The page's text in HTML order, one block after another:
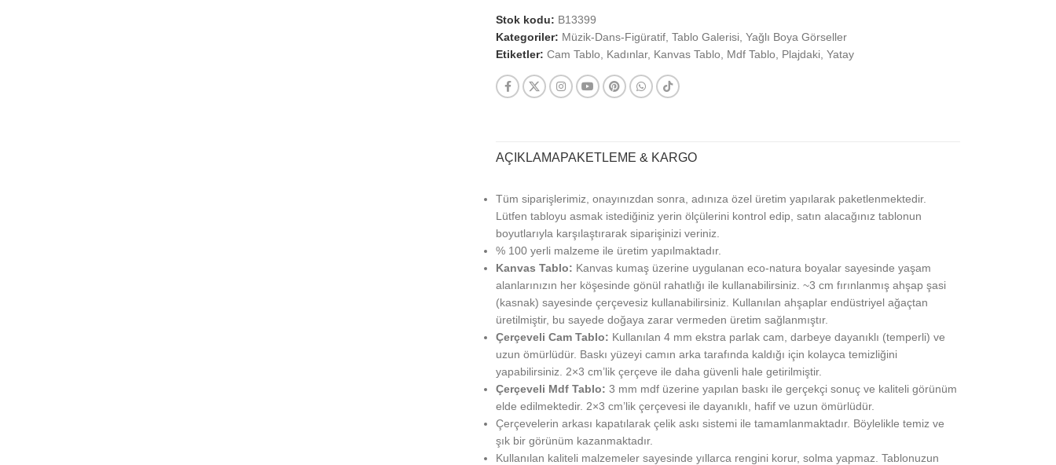
Stok kodu: B13399
Kategoriler: Müzik-Dans-Figüratif Tablo Galerisi Yağlı Boya Görseller
Etiketler: Cam Tablo Kadınlar, Kanvas Tablo Mdf Tablo Plajdaki Yatay
AÇIKLAMAPAKETLEME & KARGO
Tüm siparişlerimiz, onayınızdan sonra, adınıza özel üretim yapılarak paketlenmektedir.
Lütfen tabloyu asmak istediğiniz yerin ölçülerini kontrol edip, satın alacağınız tablonun
boyutlarıyla karşılaştırarak siparişinizi veriniz.
% 100 yerli malzeme ile üretim yapılmaktadır.
Kanvas Tablo: Kanvas kumaş üzerine uygulanan eco-natura boyalar sayesinde yaşam
alanlarınızın her köşesinde gönül rahatlığı ile kullanabilirsiniz. ~3 cm fırınlanmış ahşap şasi
(kasnak) sayesinde çerçevesiz kullanabilirsiniz. Kullanılan ahşaplar endüstriyel ağaçtan
üretilmiştir, bu sayede doğaya zarar vermeden üretim sağlanmıştır.
Çerçeveli Cam Tablo: Kullanılan 4 mm ekstra parlak cam, darbeye dayanıklı (temperli) ve
uzun ömürlüdür. Baskı yüzeyi camın arka tarafında kaldığı için kolayca temizliğini
yapabilirsiniz. 2×3 cm’lik çerçeve ile daha güvenli hale getirilmiştir.
Çerçeveli Mdf Tablo: 3 mm mdf üzerine yapılan baskı ile gerçekçi sonuç ve kaliteli görünüm
elde edilmektedir. 2×3 cm’lik çerçevesi ile dayanıklı, hafif ve uzun ömürlüdür.
Çerçevelerin arkası kapatılarak çelik askı sistemi ile tamamlanmaktadır. Böylelikle temiz ve
şık bir görünüm kazanmaktadır.
Kullanılan kaliteli malzemeler sayesinde yıllarca rengini korur, solma yapmaz. Tablonuzun